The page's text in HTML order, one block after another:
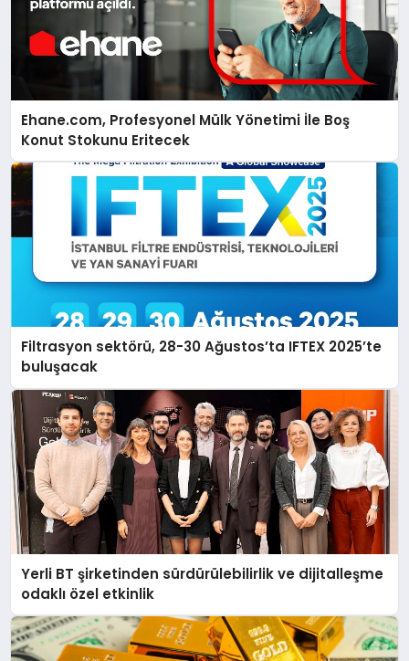
Ehane.com, Profesyonel Mülk Yönetimi İle Boş
Konut Stokunu Eritecek
Filtrasyon sektörü, 28-30 Ağustos’ta IFTEX 2025’te
buluşacak
Yerli BT şirketinden sürdürülebilirlik ve dijitalleşme
odaklı özel etkinlik